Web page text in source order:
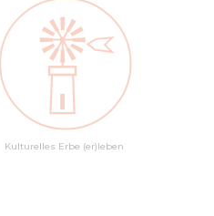
Kulturelles Erbe (er)leben